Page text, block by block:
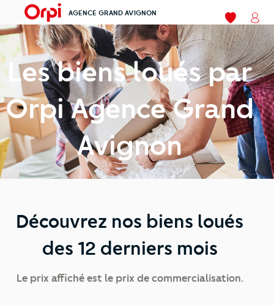
menu AGENCE GRAND AVIGNON Mes
Les biens loués par
Orpi Agence Grand
Avignon
Découvrez nos biens loués
des 12 derniers mois
Le prix affiché est le prix de commercialisation.